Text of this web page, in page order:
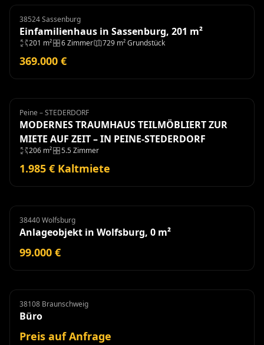
Einfamilienhaus
38524 Sassenburg
Einfamilienhaus in Sassenburg, 201 m²
201 m² 6 Zimmer 729 m² Grundstück
369.000 €
Haus Miete
Peine – STEDERDORF
MODERNES TRAUMHAUS TEILMÖBLIERT ZUR
MIETE AUF ZEIT – IN PEINE-STEDERDORF
206 m² 5.5 Zimmer
1.985 € Kaltmiete
Anlageobjekt
38440 Wolfsburg
Anlageobjekt in Wolfsburg, 0 m²
99.000 €
Büro Miete
38108 Braunschweig
Büro
Preis auf Anfrage